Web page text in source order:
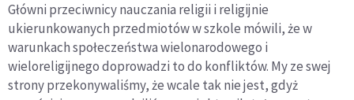
Główni przeciwnicy nauczania religii i religijnie
ukierunkowanych przedmiotów w szkole mówili, że w
warunkach społeczeństwa wielonarodowego i
wieloreligijnego doprowadzi to do konfliktów. My ze swej
strony przekonywaliśmy, że wcale tak nie jest, gdyż